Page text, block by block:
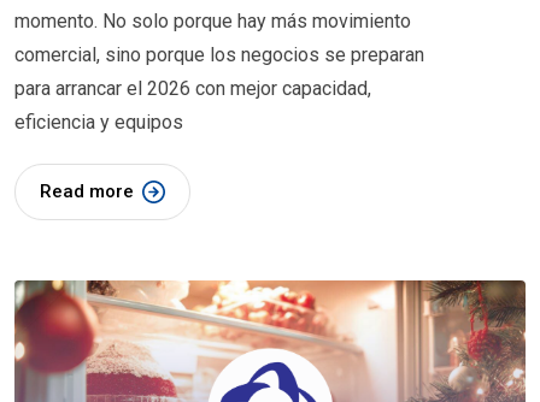
momento. No solo porque hay más movimiento
comercial, sino porque los negocios se preparan
para arrancar el 2026 con mejor capacidad,
eficiencia y equipos
Read more